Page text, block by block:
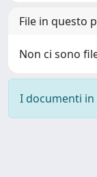
File in questo
Non ci sono
I documenti